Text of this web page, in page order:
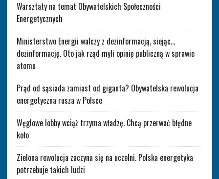
Warsztaty na temat Obywatelskich Społeczności
Energetycznych
Ministerstwo Energii walczy z dezinformacją, siejąc…
dezinformację. Oto jak rząd myli opinię publiczną w sprawie
atomu
Prąd od sąsiada zamiast od giganta? Obywatelska rewolucja
energetyczna rusza w Polsce
Węglowe lobby wciąż trzyma władzę. Chcą przerwać błędne
koło
Zielona rewolucja zaczyna się na uczelni. Polska energetyka
potrzebuje takich ludzi